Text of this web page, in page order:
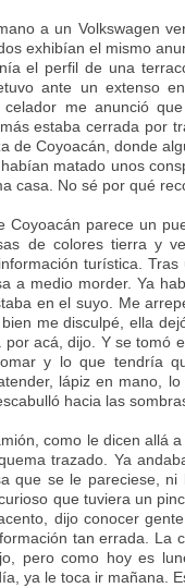
a un Volkswagen
exhibían el mismo
el perfil de una
ante un extenso
celador me anunció
estaba cerrada por
de Coyoacán, donde
matado unos
casa. No sé por qué
Coyoacán parece un
de colores tierra y
turística.
a medio morder. Ya
en el suyo. Me
me disculpé, ella
por acá, dijo. Y se tomó
y lo que tendría
lápiz en mano,
hacia las
como le dicen allá
trazado. Ya
que se le pareciese,
que tuviera un
dijo conocer
tan errada. La
pero como hoy es
ya le toca ir mañana.